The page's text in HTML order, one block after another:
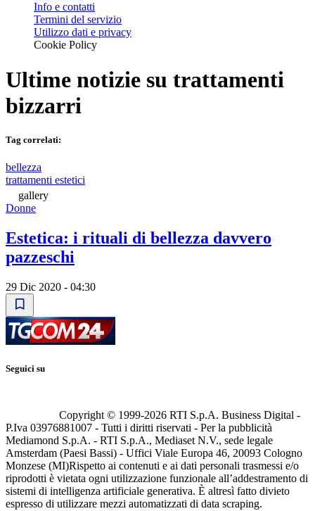
Info e contatti
Termini del servizio
Utilizzo dati e privacy
Cookie Policy
Ultime notizie su trattamenti
bizzarri
Tag correlati:
bellezza
trattamenti estetici
gallery
Donne
Estetica: i rituali di bellezza davvero
pazzeschi
29 Dic 2020 - 04:30
Seguici su
Copyright © 1999-2026 RTI S.p.A. Business Digital -
P.Iva 03976881007 - Tutti i diritti riservati - Per la pubblicità
Mediamond S.p.A. - RTI S.p.A., Mediaset N.V., sede legale
Amsterdam (Paesi Bassi) - Uffici Viale Europa 46, 20093 Cologno
Monzese (MI)Rispetto ai contenuti e ai dati personali trasmessi e/o
riprodotti è vietata ogni utilizzazione funzionale all’addestramento di
sistemi di intelligenza artificiale generativa. È altresì fatto divieto
espresso di utilizzare mezzi automatizzati di data scraping.